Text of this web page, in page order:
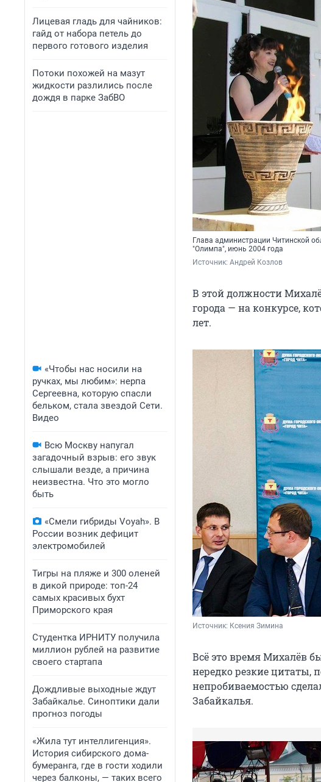
Лицевая гладь для чайников:
гайд от набора петель до
первого готового изделия
Потоки похожей на мазут
жидкости разлились после
дождя в парке ЗабВО
«Чтобы нас носили на
ручках, мы любим»: нерпа
Сергеевна, которую спасли
бельком, стала звездой Сети.
Видео
Всю Москву напугал
загадочный взрыв: его звук
слышали везде, а причина
неизвестна. Что это могло
быть
«Смели гибриды Voyah». В
России возник дефицит
электромобилей
Тигры на пляже и 300 оленей
в дикой природе: топ-24
самых красивых бухт
Приморского края
Студентка ИРНИТУ получила
миллион рублей на развитие
своего стартапа
Дождливые выходные ждут
Забайкалье. Синоптики дали
прогноз погоды
«Жила тут интеллигенция».
История сибирского дома-
бумеранга, где в гости ходили
через балконы, — таких всего
Глава администрации Читинской
"Олимпа", июнь 2004 года
Источник: Андрей Козлов
В этой должности
города — на конкурсе,
лет.
Источник: Ксения Зимина
Всё это время Михалёв
нередко резкие цитаты,
непробиваемостью
Забайкалья.